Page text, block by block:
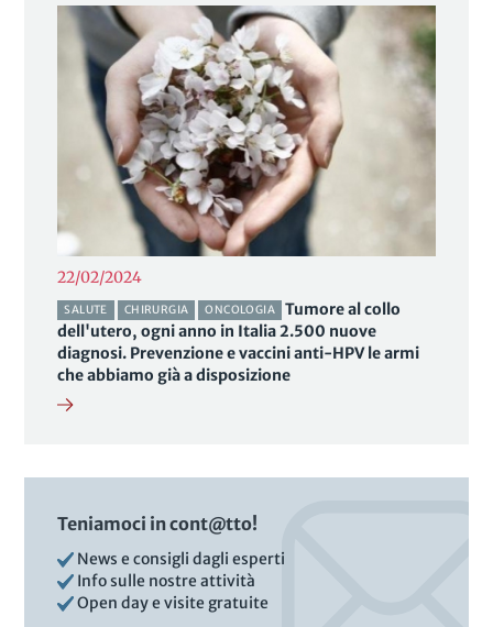
22/02/2024
SALUTE CHIRURGIA ONCOLOGIA
Tumore al collo
dell'utero, ogni anno in Italia 2.500 nuove
diagnosi. Prevenzione e vaccini anti-HPV le armi
che abbiamo già a disposizione
Teniamoci in cont@tto!
News e consigli dagli esperti
Info sulle nostre attività
Open day e visite gratuite